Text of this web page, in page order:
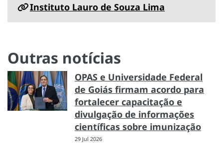
Instituto Lauro de Souza Lima
Outras notícias
OPAS e Universidade Federal
de Goiás firmam acordo para
fortalecer capacitação e
divulgação de informações
científicas sobre imunização
29 Jul 2026